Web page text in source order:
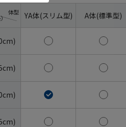
体型 YA体(スリム型) A体(標準型)